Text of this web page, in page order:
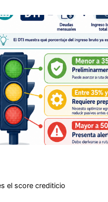
el score crediticio